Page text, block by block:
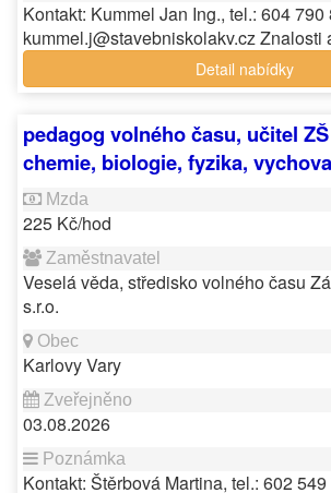
Kontakt: Kummel Jan Ing., tel.: 604 790
kummel.j@stavebniskolakv.cz
Detail nabídky
pedagog volného času, učitel
chemie, biologie, fyzika,
225 Kč/hod
Veselá věda, středisko volného času
s.r.o.
Karlovy Vary
03.08.2026
Kontakt: Štěrbová Martina, tel.: 602